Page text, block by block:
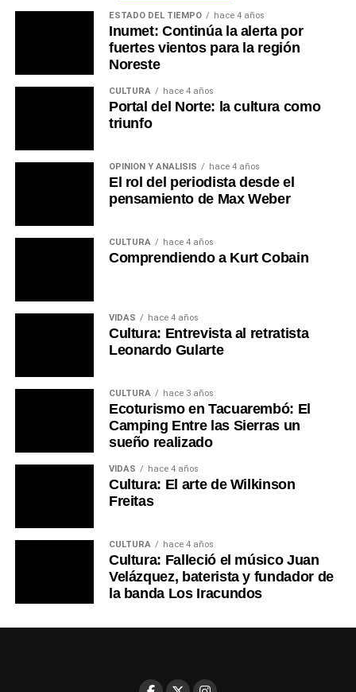
ESTADO DEL TIEMPO hace 4 años
Inumet: Continúa la alerta por
fuertes vientos para la región
Noreste
CULTURA hace 4 años
Portal del Norte: la cultura como
triunfo
OPINIÓN Y ANÁLISIS hace 4 años
El rol del periodista desde el
pensamiento de Max Weber
CULTURA hace 4 años
Comprendiendo a Kurt Cobain
VIDAS hace 4 años
Cultura: Entrevista al retratista
Leonardo Gularte
CULTURA hace 3 años
Ecoturismo en Tacuarembó: El
Camping Entre las Sierras un
sueño realizado
VIDAS hace 4 años
Cultura: El arte de Wilkinson
Freitas
CULTURA hace 4 años
Cultura: Falleció el músico Juan
Velázquez, baterista y fundador de
la banda Los Iracundos